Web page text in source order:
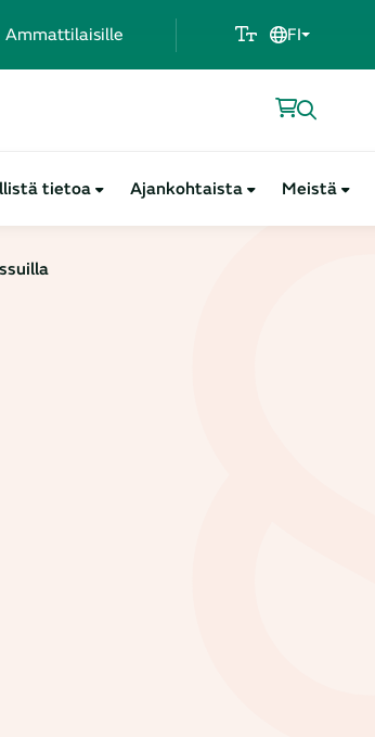
Ammattilaisille FI
tietoa Ajankohtaista Meistä